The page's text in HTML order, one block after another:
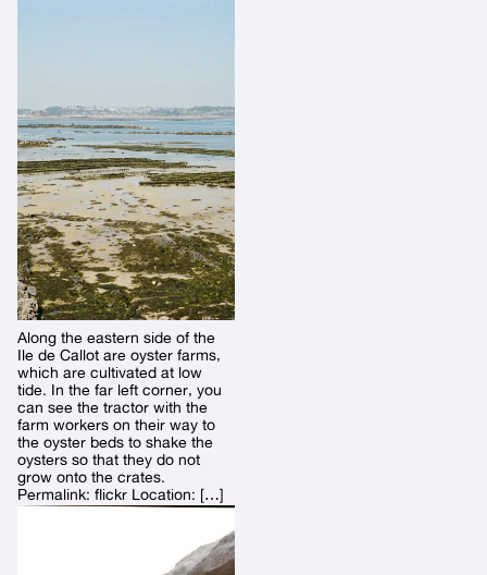
Along the eastern side of the
Ile de Callot are oyster farms,
which are cultivated at low
tide. In the far left corner, you
can see the tractor with the
farm workers on their way to
the oyster beds to shake the
oysters so that they do not
grow onto the crates.
Permalink: flickr Location: […]